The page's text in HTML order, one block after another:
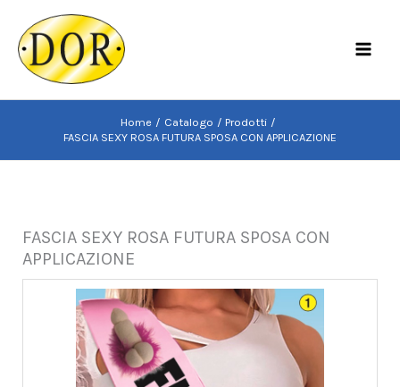
contenuto
Home Catalogo
Prodotti
FASCIA SEXY ROSA FUTURA SPOSA CON APPLICAZIONE
FASCIA SEXY ROSA FUTURA SPOSA CON
APPLICAZIONE